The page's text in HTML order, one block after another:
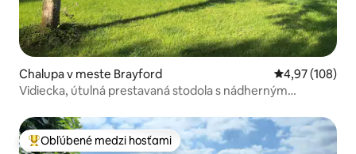
Chalupa v meste Brayford Priemerné
4,97 (108)
Vidiecka, útulná prestavaná stodola s nádherným
Najobľúbenejšie medzi hosťami
Obľúbené medzi hosťami